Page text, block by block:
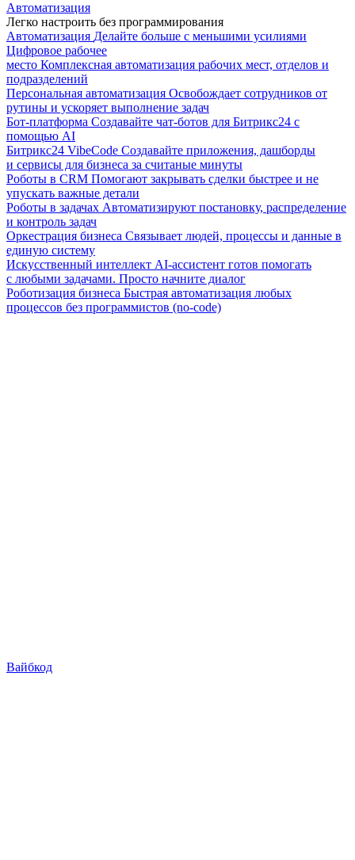
Автоматизация
Легко настроить без программирования
Автоматизация Делайте больше с меньшими усилиями
Цифровое рабочее
место Комплексная автоматизация рабочих мест, отделов и
подразделений
Персональная автоматизация Освобождает сотрудников от
рутины и ускоряет выполнение задач
Бот-платформа Создавайте чат-ботов для Битрикс24 с
помощью AI
Битрикс24 VibeCode Создавайте приложения, дашборды
и сервисы для бизнеса за считаные минуты
Роботы в CRM Помогают закрывать сделки быстрее и не
упускать важные детали
Роботы в задачах Автоматизируют постановку, распределение
и контроль задач
Оркестрация бизнеса Связывает людей, процессы и данные в
единую систему
Искусственный интеллект AI-ассистент готов помогать
с любыми задачами. Просто начните диалог
Роботизация бизнеса Быстрая автоматизация любых
процессов без программистов (no-code)
Вайбкод